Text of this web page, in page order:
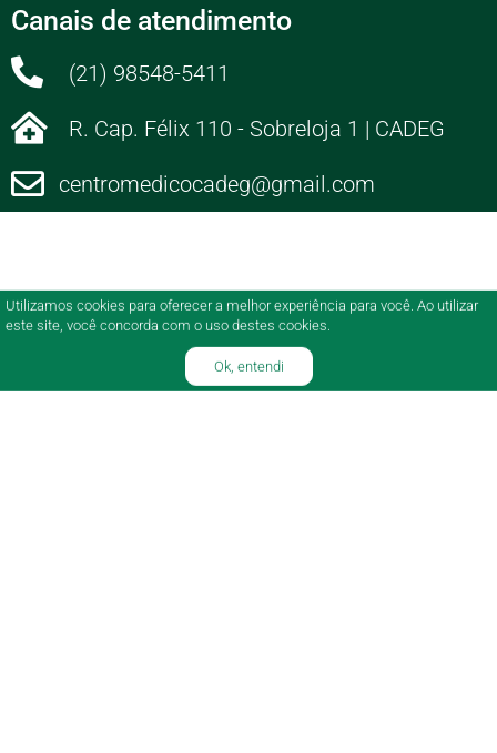
Canais de atendimento
(21) 98548-5411
R. Cap. Félix 110 - Sobreloja 1 | CADEG
centromedicocadeg@gmail.com
Utilizamos cookies para oferecer a melhor experiência para você. Ao utilizar
este site, você concorda com o uso destes cookies.
Ok, entendi